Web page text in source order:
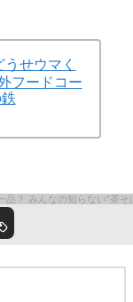
うせウマく
フードコー
品？ みんなの知らない“茶そ